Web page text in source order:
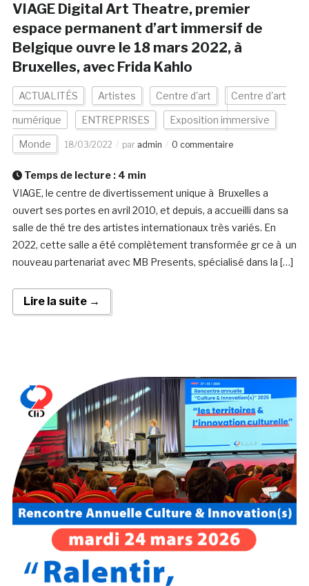
VIAGE Digital Art Theatre, premier
espace permanent d’art immersif de
Belgique ouvre le 18 mars 2022, à
Bruxelles, avec Frida Kahlo
ACTUALITÉS Artistes Centre d'art Centre d'art
numérique ENTREPRISES Exposition immersive
Monde 18/03/2022 par admin 0 commentaire
Temps de lecture : 4 min
VIAGE, le centre de divertissement unique à Bruxelles a
ouvert ses portes en avril 2010, et depuis, a accueilli dans sa
salle de thé tre des artistes internationaux très variés. En
2022, cette salle a été complètement transformée gr ce à un
nouveau partenariat avec MB Presents, spécialisé dans la […]
Lire la suite →